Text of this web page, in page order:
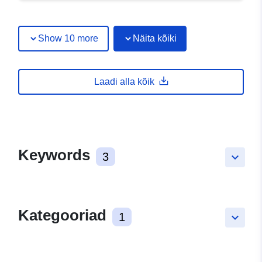
Show 10 more Näita kõiki
Laadi alla kõik
keyboard_arrow_down
Keywords 3
keyboard_arrow_down
Kategooriad 1